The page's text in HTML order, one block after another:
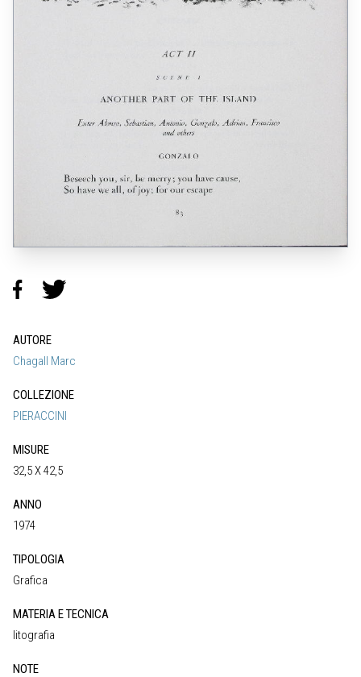
AUTORE
Chagall Marc
COLLEZIONE
PIERACCINI
MISURE
32,5 X 42,5
ANNO
1974
TIPOLOGIA
Grafica
MATERIA E TECNICA
litografia
NOTE